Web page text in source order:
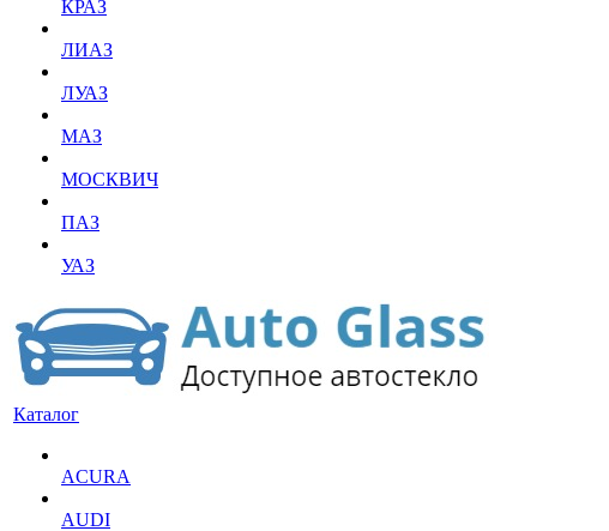
КРАЗ
ЛИАЗ
ЛУАЗ
МАЗ
МОСКВИЧ
ПАЗ
УАЗ
Каталог
ACURA
AUDI